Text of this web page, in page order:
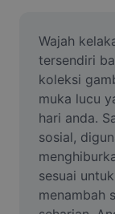
Penjana
AI Text
AI People
AI Inpainting
Face Cutout
Wajah
tersendiri
koleksi
muka lucu
hari anda.
sosial,
sesuai
menambah